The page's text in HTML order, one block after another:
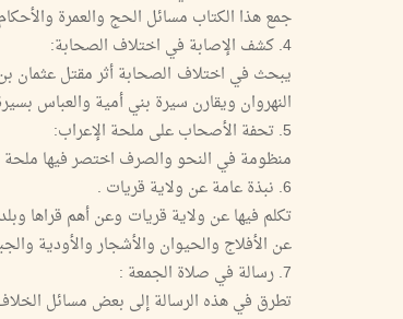
جمع هذا الكتاب مسائل الحج والعمرة
4. كشف الإصابة في اختلاف الصحابة:
يبحث في اختلاف الصحابة أثر مقتل
النهروان ويقارن سيرة بني أمية والعباس
5. تحفة الأصحاب على ملحة الإعراب:
منظومة في النحو والصرف اختصر فيها
6. نبذة عامة عن ولاية قريات .
تكلم فيها عن ولاية قريات وعن أهم قراها
عن الأفلاج والحيوان والأشجار والأودية
7. رسالة في صلاة الجمعة :
تطرق في هذه الرسالة إلى بعض مسائل